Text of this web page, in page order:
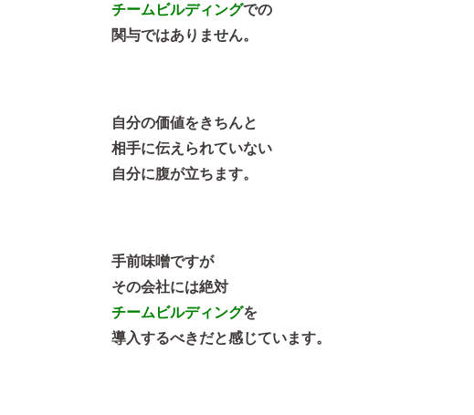
チームビルディングでの
関与ではありません。
自分の価値をきちんと
相手に伝えられていない
自分に腹が立ちます。
手前味噌ですが
その会社には絶対
チームビルディングを
導入するべきだと感じています。